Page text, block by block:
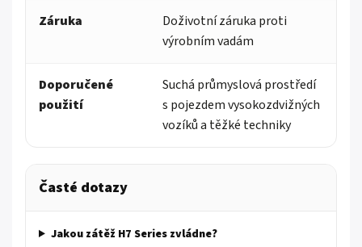
Záruka
Doživotní záruka proti
výrobním vadám
Doporučené
použití
Suchá průmyslová prostředí
s pojezdem vysokozdvižných
vozíků a těžké techniky
Časté dotazy
Jakou zátěž H7 Series zvládne?